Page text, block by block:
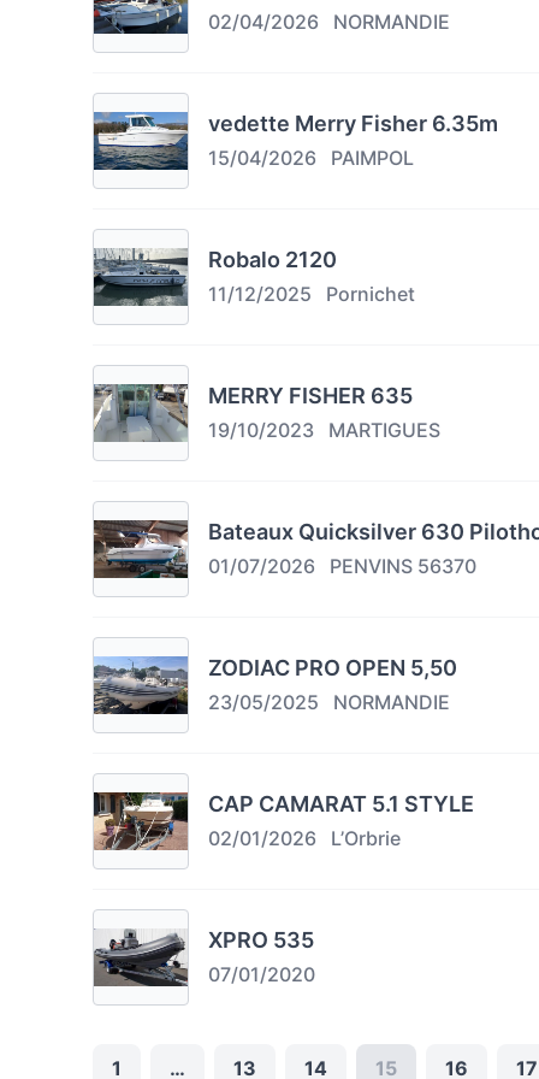
02/04/2026 NORMANDIE
vedette Merry Fisher 6.35m
15/04/2026 PAIMPOL
Robalo 2120
11/12/2025 Pornichet
MERRY FISHER 635
19/10/2023 MARTIGUES
Bateaux Quicksilver 630
01/07/2026 PENVINS 56370
ZODIAC PRO OPEN 5,50
23/05/2025 NORMANDIE
CAP CAMARAT 5.1 STYLE
02/01/2026 L’Orbrie
XPRO 535
07/01/2020
1 … 13 14 15 16 17